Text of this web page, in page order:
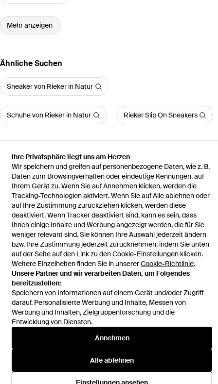
Ihre Privatsphäre liegt uns am Herzen
Wir speichern und greifen auf personenbezogene Daten, wie z. B.
Daten zum Browsingverhalten oder eindeutige Kennungen, auf
Ihrem Gerät zu. Wenn Sie auf Annehmen klicken, werden die
Tracking-Technologien aktiviert. Wenn Sie auf Alle ablehnen oder
auf Ihre Zustimmung zurückziehen klicken, werden diese
deaktiviert. Wenn Tracker deaktiviert sind, kann es sein, dass
Ihnen einige Inhalte und Werbung angezeigt werden, die für Sie
weniger relevant sind. Sie können Ihre Auswahl jederzeit ändern
bzw. Ihre Zustimmung jederzeit zurücknehmen, indem Sie unten
auf der Seite auf den Link zu den Cookie-Einstellungen klicken.
Weitere Einzelheiten finden Sie in unsererCookie-Richtlinie.
Unsere Partner und wir verarbeiten Daten, um Folgendes
bereitzustellen:
Speichern von Informationen auf einem Gerät und/oder Zugriff
darauf. Personalisierte Werbung und Inhalte, Messen von
Werbung und Inhalten, Zielgruppenforschung und die
Entwicklung von Diensten.
Annehmen
Alle ablehnen
Mehr anzeigen
Ähnliche Suchen
Sneaker von Rieker in Natur
Schuhe von Rieker in Natur Rieker Slip On Sneakers
Startseite Damen Sneaker Rieker Sneaker Sneaker N4316-62
Hilfe und Informationen